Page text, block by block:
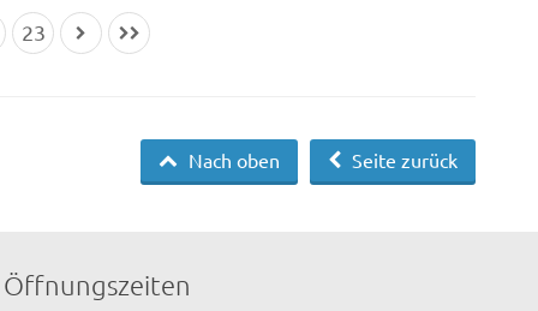
23
Seite zurück
Nach oben
Öffnungszeiten